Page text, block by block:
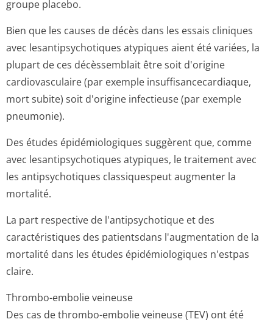
groupe placebo.
Bien que les causes de décès dans les essais cliniques
avec lesantipsychotiques atypiques aient été variées, la
plupart de ces décèssemblait être soit d'origine
cardiovasculaire (par exemple insuffisancecar­diaque,
mort subite) soit d'origine infectieuse (par exemple
pneumonie).
Des études épidémiologiques suggèrent que, comme
avec lesantipsychotiques atypiques, le traitement avec
les antipsychotiques classiquespeut augmenter la
mortalité.
La part respective de l'antipsychotique et des
caractéristiques des patientsdans l'augmentation de la
mortalité dans les études épidémiologiques n'estpas
claire.
Thrombo-embolie veineuse
Des cas de thrombo-embolie veineuse (TEV) ont été